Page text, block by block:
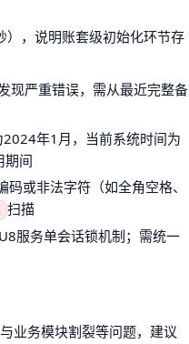
），说明账套级初始化环节存
现严重错误，需从最近完整备
年1月，当前系统时间为
期间
或非法字符（如全角空格、
扫描
服务单会话锁机制；需统一
业务模块割裂等问题，建议